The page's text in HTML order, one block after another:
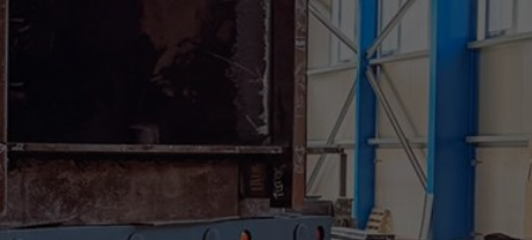
speciali per portate
a 500 t
Veicoli elettrici a batteria con
capacità di carico a partire
www.morello.eu.com
per il
di carichi leggeri
Uniti
SPMT e veicoli industriali per
portate fino a 25.000 t e oltre
www.cometto.com
PT(BR)